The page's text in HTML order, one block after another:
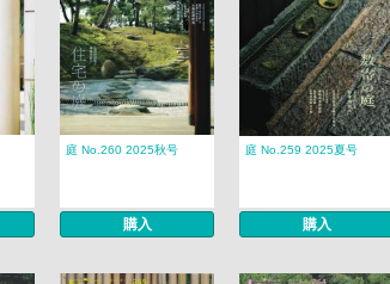
庭 No.260 2025秋号
購入
庭 No.259 2025夏号
購入